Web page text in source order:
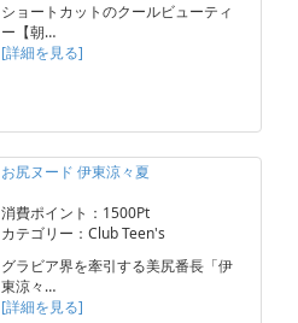
ショートカットのクールビューティ
ー【朝…
[詳細を見る]
お尻ヌード 伊東涼々夏
消費ポイント：1500Pt
カテゴリー：Club Teen's
グラビア界を牽引する美尻番長「伊
東涼々…
[詳細を見る]